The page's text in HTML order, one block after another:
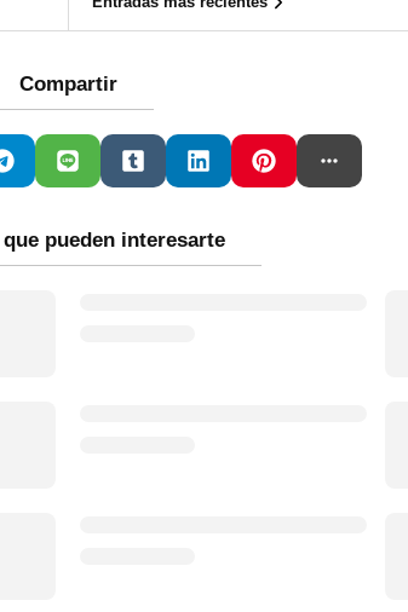
Compartir
pueden interesarte